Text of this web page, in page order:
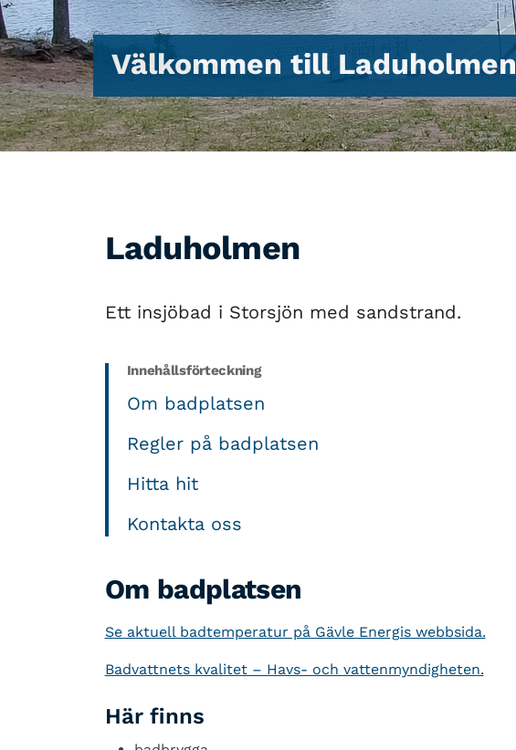
Välkommen till Laduholmen
Laduholmen
Ett insjöbad i Storsjön med sandstrand.
Innehållsförteckning
Om badplatsen
Regler på badplatsen
Hitta hit
Kontakta oss
Om badplatsen
Se aktuell badtemperatur på Gävle Energis webbsida.
Badvattnets kvalitet – Havs- och vattenmyndigheten.
Här finns